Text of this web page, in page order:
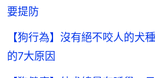
要提防
【狗行為】沒有絕不咬人的
的7大原因